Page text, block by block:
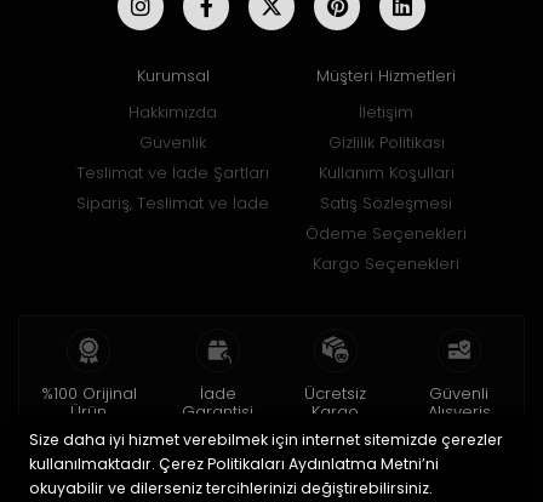
Kurumsal
Hakkımızda
Güvenlik
Teslimat ve İade Şartları
Sipariş, Teslimat ve İade
Müşteri Hizmetleri
İletişim
Gizlilik Politikası
Kullanım Koşulları
Satış Sözleşmesi
Ödeme Seçenekleri
Kargo Seçenekleri
%100 Orijinal
Ürün
2 yıl garanti
İade
Garantisi
15 gün içinde
iade
Ücretsiz
Kargo
150 TL ve üzeri
Güvenli
Alışveriş
256bit SSL ile
Size daha iyi hizmet verebilmek için internet sitemizde çerezler
kullanılmaktadır. Çerez Politikaları Aydınlatma Metni’ni
okuyabilir ve dilerseniz tercihlerinizi değiştirebilirsiniz.